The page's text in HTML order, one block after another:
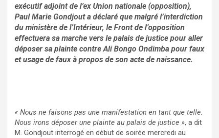
exécutif adjoint de l’ex Union nationale (opposition),
Paul Marie Gondjout a déclaré que malgré l’interdiction
du ministère de l’Intérieur, le Front de l’opposition
effectuera sa marche vers le palais de justice pour aller
déposer sa plainte contre Ali Bongo Ondimba pour faux
et usage de faux à propos de son acte de naissance.
« Nous ne faisons pas une manifestation en tant que telle.
Nous irons déposer une plainte au palais de justice », a dit
M. Gondjout interrogé en début de soirée mercredi au